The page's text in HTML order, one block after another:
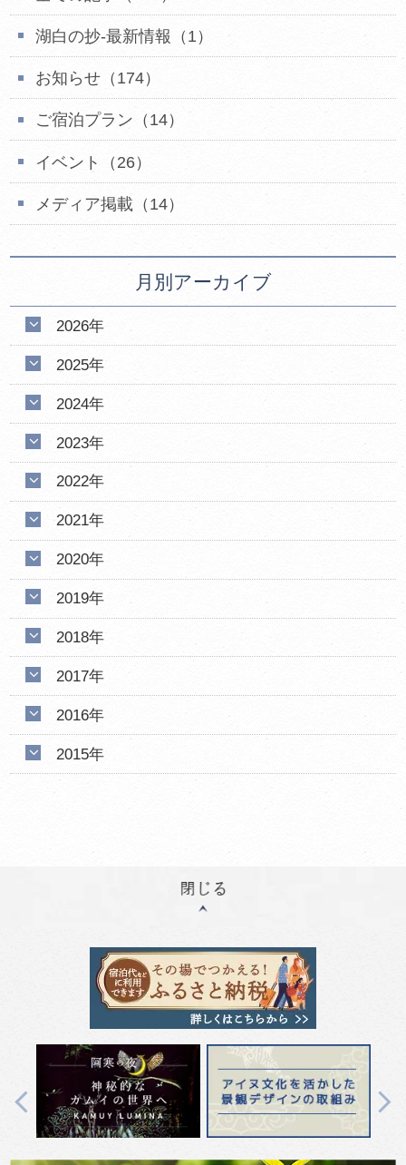
湖白の抄‐最新情報（1）
お知らせ（174）
ご宿泊プラン（14）
イベント（26）
メディア掲載（14）
月別アーカイブ
2026年
2025年
2024年
2023年
2022年
2021年
2020年
2019年
2018年
2017年
2016年
2015年
Previous Next